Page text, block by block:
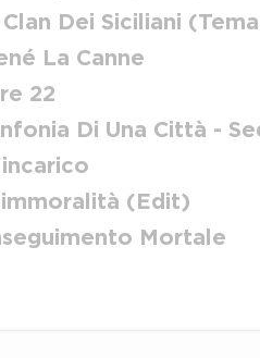
Clan Dei Siciliani
La Canne
22
Di Una Città -
(Edit)
Mortale